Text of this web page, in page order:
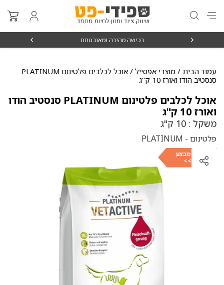
רכישה מהירה ומאובטחת
עמוד הבית / מוצרי אפסייל
/ אוכל לכלבים פלטינום PLATINUM
סנסטיב הודו ואורז 10 ק"ג
אוכל לכלבים פלטינום PLATINUM סנסטיב הודו
ואורז 10 ק"ג
משקל : 10 ק"ג
פלטינום - PLATINUM
לבחירת מבצע
כנסו >>